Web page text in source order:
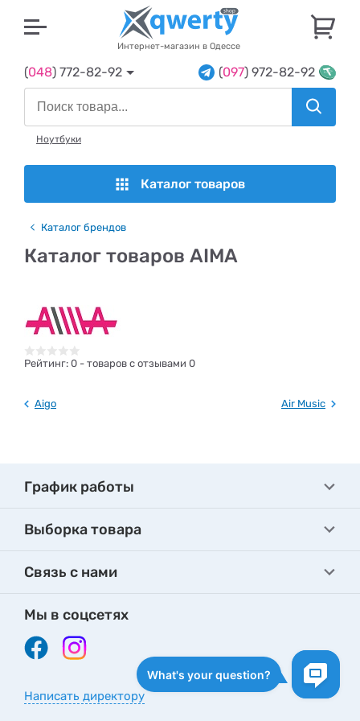
Интернет-магазин в Одессе
(048) 772-82-92 (097) 972-82-92
Ноутбуки
Каталог товаров
Каталог брендов
Каталог товаров AIMA
Рейтинг: 0 - товаров с отзывами 0
Aigo Air Music
График работы
Выборка товара
Связь с нами
Мы в соцсетях
Написать директору